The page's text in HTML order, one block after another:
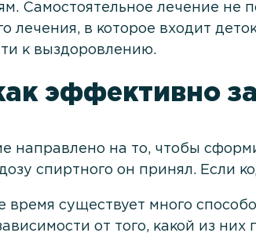
Самостоятельное лечение не
лечения, в которое входит
к выздоровлению.
эффективно
направлено на то, чтобы
спиртного он принял. Если
время существует много
от того, какой из